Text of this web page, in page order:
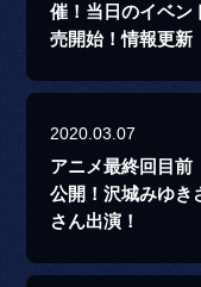
催！当日のイベン
売開始！情報更新
2020.03.07
アニメ最終回目前
公開！沢城みゆき
さん出演！